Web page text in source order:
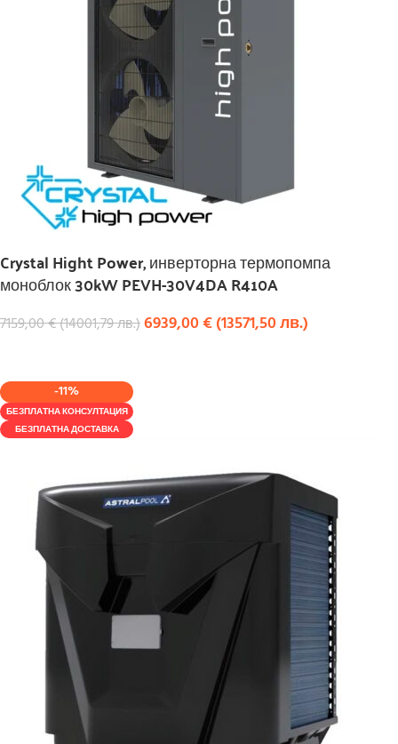
Crystal Hight Power, инверторна термопомпа
моноблок 30kW PEVH-30V4DA R410A
7159,00€(14001,79лв.)6939,00€(13571,50лв.)
-11%
БЕЗПЛАТНА КОНСУЛТАЦИЯ
БЕЗПЛАТНА ДОСТАВКА